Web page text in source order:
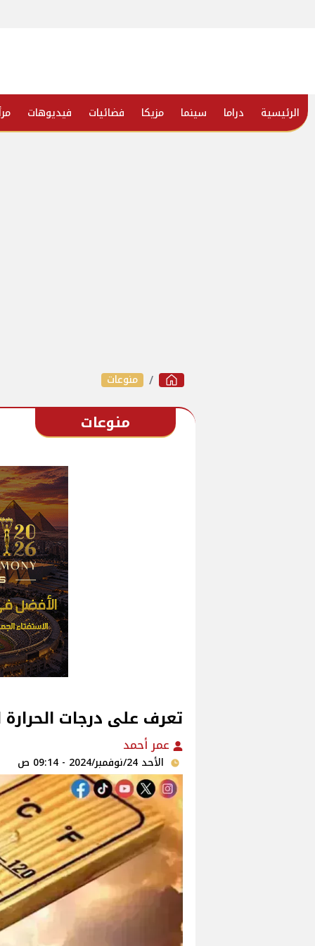
الرئيسية دراما سينما مزيكا فضائيات فيديوهات
منوعات
منوعات
تعرف على درجات الحرارة
عمر أحمد
الأحد 24/نوفمبر/2024 - 09:14 ص